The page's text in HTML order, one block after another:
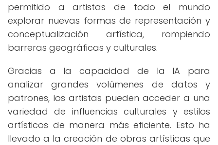
permitido a artistas de todo el mundo
explorar nuevas formas de representación y
conceptualización artística, rompiendo
barreras geográficas y culturales.
Gracias a la capacidad de la IA para
analizar grandes volúmenes de datos y
patrones, los artistas pueden acceder a una
variedad de influencias culturales y estilos
artísticos de manera más eficiente. Esto ha
llevado a la creación de obras artísticas que